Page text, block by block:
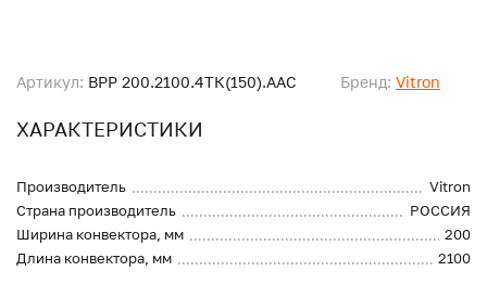
Артикул: ВРР 200.2100.4ТК(150).ААС Бренд: Vitron
ХАРАКТЕРИСТИКИ
Производитель
Vitron
Страна производитель
РОССИЯ
Ширина конвектора, мм
200
Длина конвектора, мм
2100